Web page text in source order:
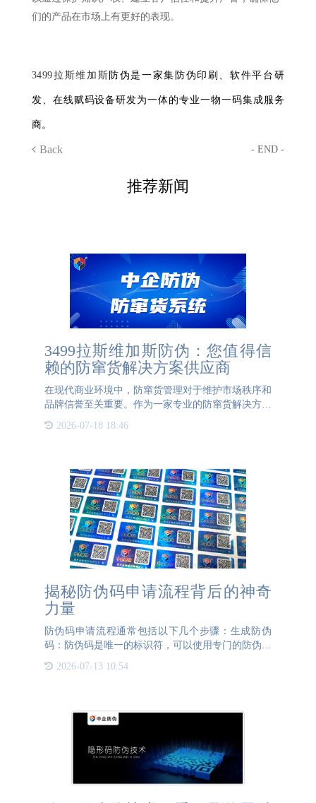
们的产品在市场上有更好的表现。
3499拉斯维加斯 防伪是一家集防伪印刷、软件平台研
发、在线赋码设备研发为一体的专业一物一码集成服务
商。
Back - END -
推荐新闻
3499拉斯维加斯防伪：您值得信
赖的防窜货解决方案供应商
在现代商业环境中，防窜货管理对于维护市场秩序和
品牌信誉至关重要。作为一家专业的防窜货解决方案
供应商，3499拉斯维加斯防伪凭借其先进的技术和优
质的服务，赢得了众多企业的信赖。3499拉斯维加斯
2026-07-18 18:46
揭秘防伪码申请流程背后的神奇
力量
防伪码申请流程通常包括以下几个步骤：生成防伪
码：防伪码是唯一的标识符，可以使用专门的防伪码
生成系统进行生成。这些系统采用特定的算法和规则
来生成一系列不重复的防伪码，并为每个防伪码关联
2026-07-13 10:54